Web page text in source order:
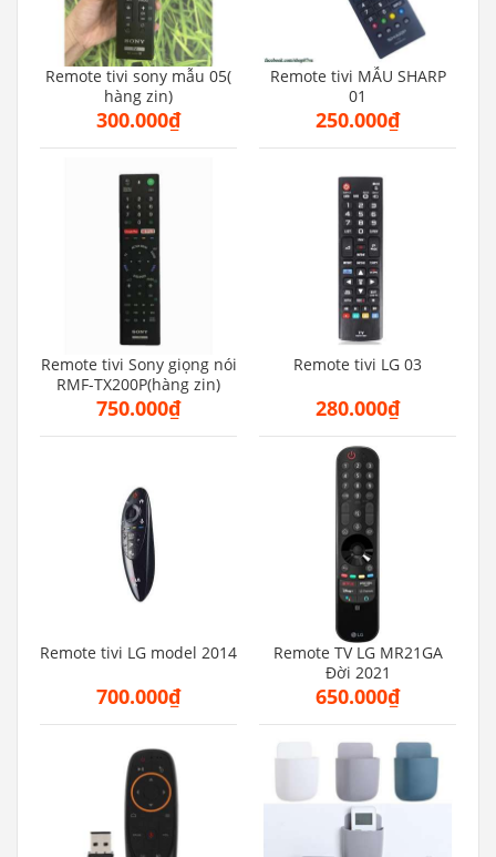
Remote tivi sony mẫu 05(
hàng zin)
300.000₫
Remote tivi MẪU SHARP
01
250.000₫
Remote tivi Sony giọng nói
RMF-TX200P(hàng zin)
750.000₫
Remote tivi LG 03
280.000₫
Remote tivi LG model 2014
700.000₫
Remote TV LG MR21GA
Đời 2021
650.000₫